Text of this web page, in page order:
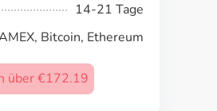
14-21 Tage
Bitcoin, Ethereum
über €172.19